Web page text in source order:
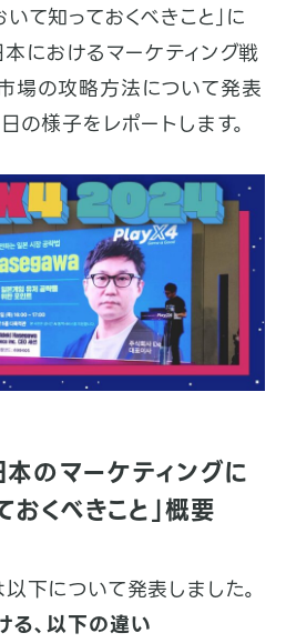
て知っておくべきこと」に
におけるマーケティング戦
場の攻略方法について発表
の様子をレポートします。
のマーケティングに
おくべきこと」概要
下について発表しました。
る、以下の違い